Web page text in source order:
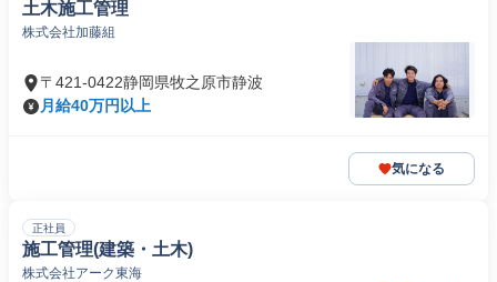
土木施工管理
株式会社加藤組
〒421-0422静岡県牧之原市静波
月給40万円以上
気になる
正社員
施工管理(建築・土木)
株式会社アーク東海